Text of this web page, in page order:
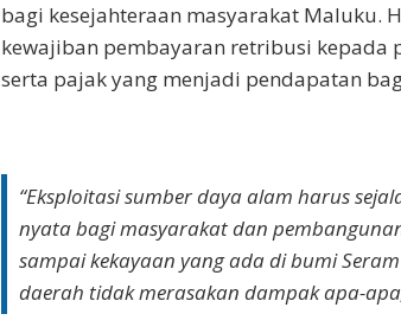
bagi kesejahteraan masyarakat Maluku.
kewajiban pembayaran retribusi kepada
serta pajak yang menjadi pendapatan
“Eksploitasi sumber daya alam harus
nyata bagi masyarakat dan
sampai kekayaan yang ada di bumi
daerah tidak merasakan dampak apa-